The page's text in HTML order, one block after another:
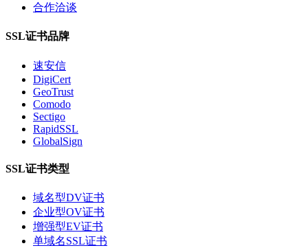
合作洽谈
SSL证书品牌
速安信
DigiCert
GeoTrust
Comodo
Sectigo
RapidSSL
GlobalSign
SSL证书类型
域名型DV证书
企业型OV证书
增强型EV证书
单域名SSL证书